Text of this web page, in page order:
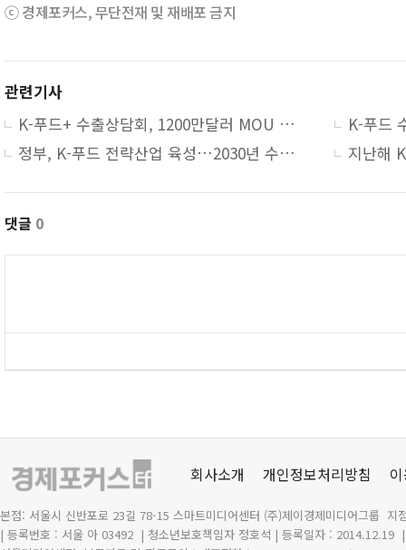
ⓒ 경제포커스, 무단전재 및 재배포 금지
관련기사
K-푸드+ 수출상담회, 1200만달러 MOU 체결…전년 대비 30%↑
정부, K-푸드 전략산업 육성…2030년 수출 210억 달러 목표
댓글 0
회사소개 개인정보처리방침
본점: 서울시 신반포로 23길 78-15 스마트미디어센터 (주)제이경제미디어그룹 지
| 등록번호 : 서울 아 03492 | 청소년보호책임자 정호석 | 등록일자 : 2014.12.19